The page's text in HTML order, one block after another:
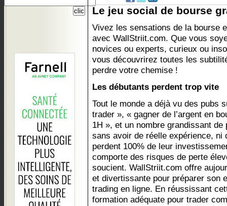
Le jeu social de bourse
Vivez les sensations de la bourse
avec WallStriit.com. Que vous
novices ou experts, curieux ou
vous découvrirez toutes les
perdre votre chemise !
Les débutants perdent trop vite
Tout le monde a déjà vu des pubs
trader », « gagner de l’argent en
1H », et un nombre grandissant
sans avoir de réelle expérience, ni
perdent 100% de leur
comporte des risques de perte
soucient. WallStriit.com offre
et divertissante pour préparer son
trading en ligne. En réussissant
formation adéquate pour trader